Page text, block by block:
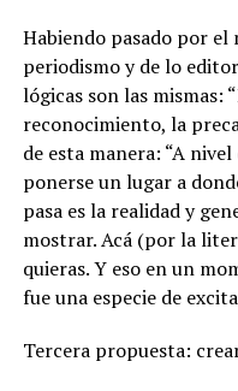
Habiendo pasado por
periodismo y de lo
lógicas son las mismas:
reconocimiento, la
de esta manera: “A
ponerse un lugar a
pasa es la realidad y
mostrar. Acá (por la
quieras. Y eso en un
fue una especie de
Tercera propuesta: